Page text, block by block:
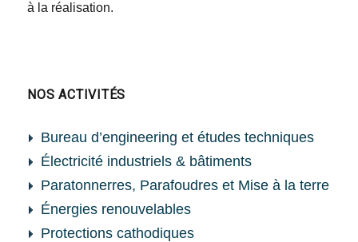
à la réalisation.
NOS ACTIVITÉS
Bureau d’engineering et études techniques
Électricité industriels & bâtiments
Paratonnerres, Parafoudres et Mise à la terre
Énergies renouvelables
Protections cathodiques